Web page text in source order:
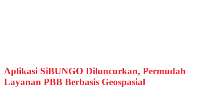
Aplikasi SiBUNGO Diluncurkan, Permudah
Layanan PBB Berbasis Geospasial